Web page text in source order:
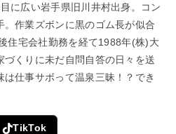
に広い岩手県旧川井村出身。コン
作業ズボンに黒のゴム長が似合
住宅会社勤務を経て1988年(株)大
くりに未だ自問自答の日々を送
仕事サボって温泉三昧！？でき
TikTok